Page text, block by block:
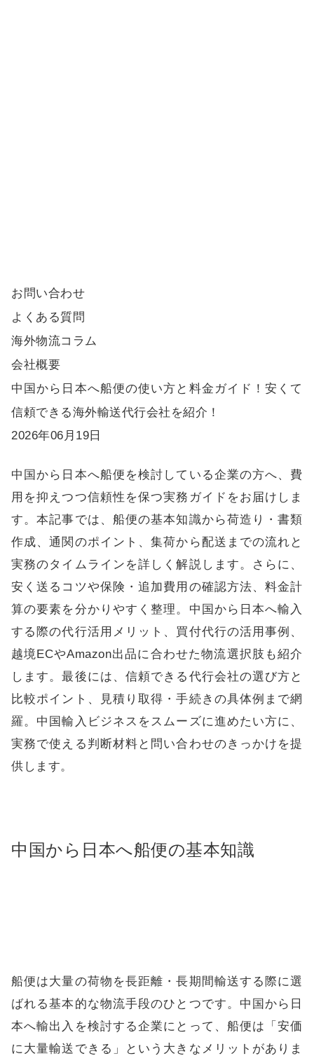
お問い合わせ
よくある質問
海外物流コラム
会社概要
中国から日本へ船便の使い方と料金ガイド！安くて
信頼できる海外輸送代行会社を紹介！
2026年06月19日
中国から日本へ船便を検討している企業の方へ、費
用を抑えつつ信頼性を保つ実務ガイドをお届けしま
す。本記事では、船便の基本知識から荷造り・書類
作成、通関のポイント、集荷から配送までの流れと
実務のタイムラインを詳しく解説します。さらに、
安く送るコツや保険・追加費用の確認方法、料金計
算の要素を分かりやすく整理。中国から日本へ輸入
する際の代行活用メリット、買付代行の活用事例、
越境ECやAmazon出品に合わせた物流選択肢も紹介
します。最後には、信頼できる代行会社の選び方と
比較ポイント、見積り取得・手続きの具体例まで網
羅。中国輸入ビジネスをスムーズに進めたい方に、
実務で使える判断材料と問い合わせのきっかけを提
供します。
中国から日本へ船便の基本知識
船便は大量の荷物を長距離・長期間輸送する際に選
ばれる基本的な物流手段のひとつです。中国から日
本へ輸出入を検討する企業にとって、船便は「安価
に大量輸送できる」という大きなメリットがありま